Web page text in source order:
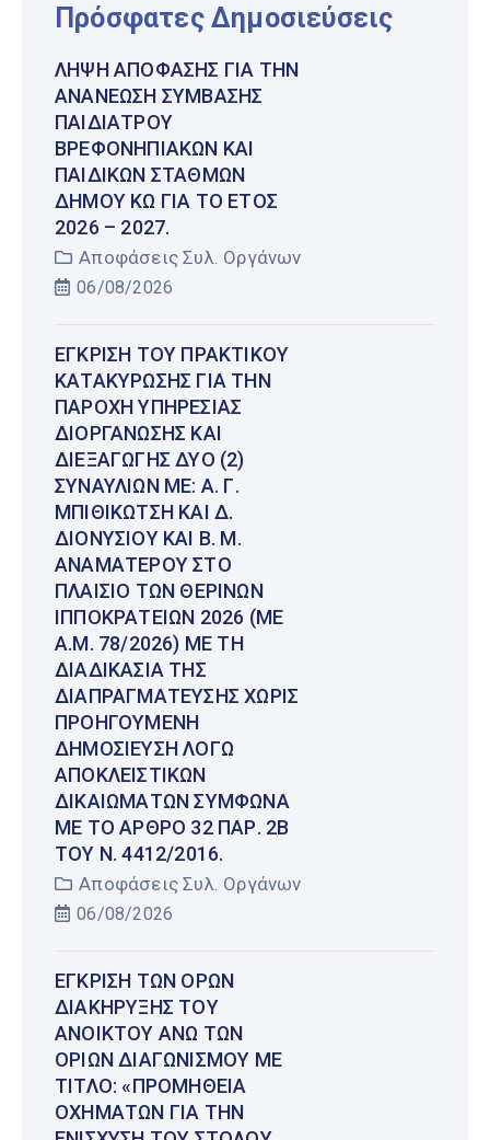
Πρόσφατες Δημοσιεύσεις
ΛΉΨΗ ΑΠΌΦΑΣΗΣ ΓΙΑ ΤΗΝ
ΑΝΑΝΈΩΣΗ ΣΎΜΒΑΣΗΣ
ΠΑΙΔΙΆΤΡΟΥ
ΒΡΕΦΟΝΗΠΙΑΚΏΝ ΚΑΙ
ΠΑΙΔΙΚΏΝ ΣΤΑΘΜΏΝ
ΔΉΜΟΥ ΚΩ ΓΙΑ ΤΟ ΈΤΟΣ
2026 – 2027.
Αποφάσεις Συλ. Οργάνων
06/08/2026
ΈΓΚΡΙΣΗ ΤΟΥ ΠΡΑΚΤΙΚΟΎ
ΚΑΤΑΚΎΡΩΣΗΣ ΓΙΑ ΤΗΝ
ΠΑΡΟΧΉ ΥΠΗΡΕΣΊΑΣ
ΔΙΟΡΓΆΝΩΣΗΣ ΚΑΙ
ΔΙΕΞΑΓΩΓΉΣ ΔΎΟ (2)
ΣΥΝΑΥΛΙΏΝ ΜΕ: Α. Γ.
ΜΠΙΘΙΚΏΤΣΗ ΚΑΙ Δ.
ΔΙΟΝΥΣΊΟΥ ΚΑΙ Β. Μ.
ΑΝΑΜΑΤΕΡΟΎ ΣΤΟ
ΠΛΑΊΣΙΟ ΤΩΝ ΘΕΡΙΝΏΝ
ΙΠΠΟΚΡΑΤΕΊΩΝ 2026 (ΜΕ
Α.Μ. 78/2026) ΜΕ ΤΗ
ΔΙΑΔΙΚΑΣΊΑ ΤΗΣ
ΔΙΑΠΡΑΓΜΆΤΕΥΣΗΣ ΧΩΡΊΣ
ΠΡΟΗΓΟΎΜΕΝΗ
ΔΗΜΟΣΊΕΥΣΗ ΛΌΓΩ
ΑΠΟΚΛΕΙΣΤΙΚΏΝ
ΔΙΚΑΙΩΜΆΤΩΝ ΣΎΜΦΩΝΑ
ΜΕ ΤΟ ΆΡΘΡΟ 32 ΠΑΡ. 2Β
ΤΟΥ Ν. 4412/2016.
Αποφάσεις Συλ. Οργάνων
06/08/2026
ΈΓΚΡΙΣΗ ΤΩΝ ΌΡΩΝ
ΔΙΑΚΉΡΥΞΗΣ ΤΟΥ
ΑΝΟΙΚΤΟΎ ΆΝΩ ΤΩΝ
ΟΡΊΩΝ ΔΙΑΓΩΝΙΣΜΟΎ ΜΕ
ΤΊΤΛΟ: «ΠΡΟΜΉΘΕΙΑ
ΟΧΗΜΆΤΩΝ ΓΙΑ ΤΗΝ